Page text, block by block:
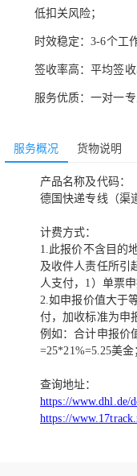
低扣关风险；
时效稳定 ：3-6个工
签收率高：平均签
服务优质：一对一
服务概况 货物说明
产品名称及代码：
德国快递专线（渠
计费方式：
1.此报价不含目的
及收件人责任所引
人支付，1）单票
2.如申报价值大于
付，加收标准为申
例如：合计申报价
=25*21%=5.25美
查询地址：
https://www.dhl.de/
https://